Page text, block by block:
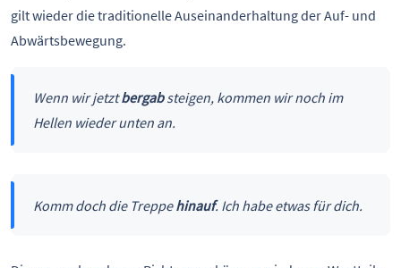
gilt wieder die traditionelle Auseinanderhaltung der Auf- und
Abwärtsbewegung.
Wenn wir jetztbergabsteigen, kommen wir noch im
Hellen wieder unten an.
Komm doch die Treppehinauf. Ich habe etwas für dich.